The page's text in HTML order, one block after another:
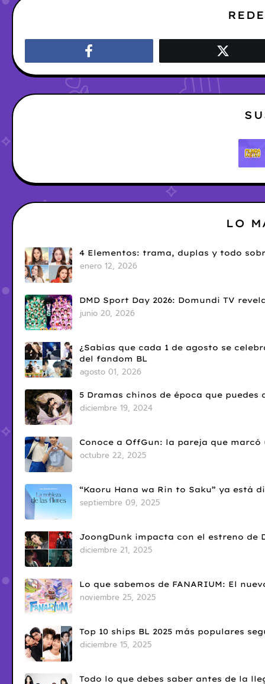
LO
4 Elementos: trama, duplas y todo
enero 12, 2026
DMD Sport Day 2026: Domundi TV
junio 20, 2026
¿Sabías que cada 1 de agosto se
del fandom BL
agosto 01, 2026
5 Dramas chinos de época que
diciembre 19, 2024
Conoce a OffGun: la pareja que
octubre 22, 2025
“Kaoru Hana wa Rin to Saku” ya está
septiembre 09, 2025
JoongDunk impacta con el estreno de
diciembre 21, 2025
Lo que sabemos de FANARIUM: El
noviembre 25, 2025
Top 10 ships BL 2025 más populares
diciembre 15, 2025
Todo lo que debes saber antes de la